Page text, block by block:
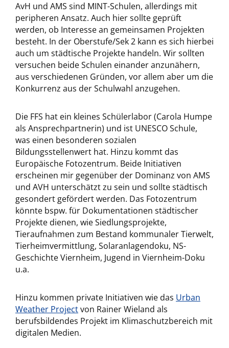
AvH und AMS sind MINT-Schulen, allerdings mit
peripheren Ansatz. Auch hier sollte geprüft
werden, ob Interesse an gemeinsamen Projekten
besteht. In der Oberstufe/Sek 2 kann es sich hierbei
auch um städtische Projekte handeln. Wir sollten
versuchen beide Schulen einander anzunähern,
aus verschiedenen Gründen, vor allem aber um die
Konkurrenz aus der Schulwahl anzugehen.
Die FFS hat ein kleines Schülerlabor (Carola Humpe
als Ansprechpartnerin) und ist UNESCO Schule,
was einen besonderen sozialen
Bildungsstellenwert hat. Hinzu kommt das
Europäische Fotozentrum. Beide Initiativen
erscheinen mir gegenüber der Dominanz von AMS
und AVH unterschätzt zu sein und sollte städtisch
gesondert gefördert werden. Das Fotozentrum
könnte bspw. für Dokumentationen städtischer
Projekte dienen, wie Siedlungsprojekte,
Tieraufnahmen zum Bestand kommunaler Tierwelt,
Tierheimvermittlung, Solaranlagendoku, NS-
Geschichte Viernheim, Jugend in Viernheim-Doku
u.a.
Hinzu kommen private Initiativen wie das Urban
Weather Projectvon Rainer Wieland als
berufsbildendes Projekt im Klimaschutzbereich mit
digitalen Medien.